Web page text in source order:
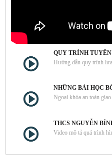
QUY TRÌNH TUYỂN
Hướng dẫn quy trình
NHỮNG BÀI HỌC
Ngoại khóa an toàn
THCS NGUYỄN
Video mô tả quá trình